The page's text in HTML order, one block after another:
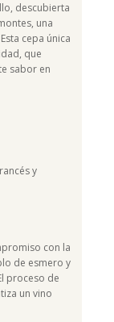
descubierta
una
cepa única
que
sabor en
y
con la
de esmero y
proceso de
un vino